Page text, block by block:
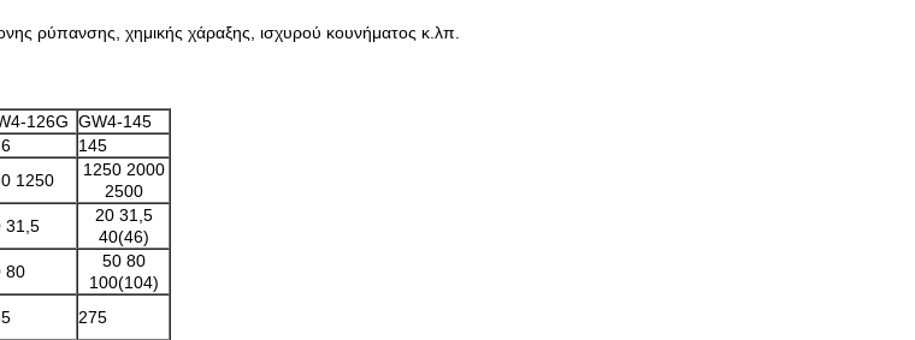
ρύπανσης, χημικής χάραξης, ισχυρού κουνήματος κ.λπ.
126G GW4-145
145
1250
1250 2000
2500
31,5
20 31,5
40(46)
80
50 80
100(104)
275